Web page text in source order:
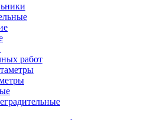
работ